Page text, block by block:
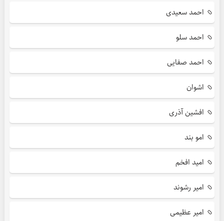
احمد سعیدی
احمد سلو
احمد صفایی
اشوان
افشین آذری
امو بند
امید افخم
امیر رشوند
امیر عظیمی